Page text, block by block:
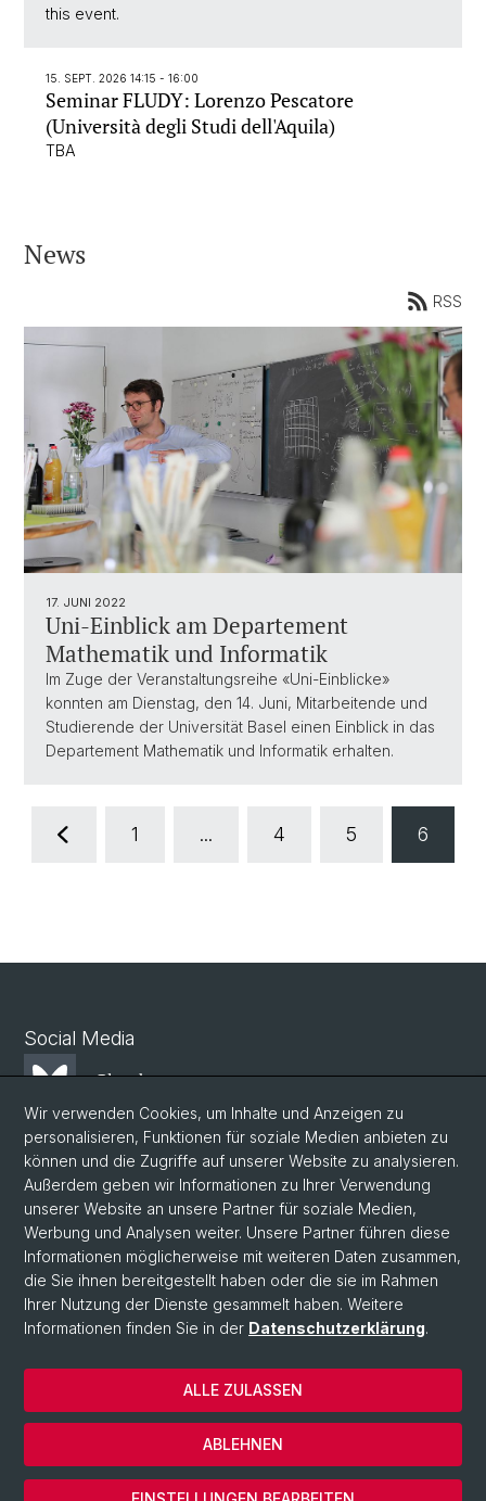
this event.
15. SEPT. 2026 14:15 - 16:00
Seminar FLUDY: Lorenzo Pescatore
(Università degli Studi dell'Aquila)
TBA
News
RSS
17. JUNI 2022
Uni-Einblick am Departement
Mathematik und Informatik
Im Zuge der Veranstaltungsreihe «Uni-Einblicke»
konnten am Dienstag, den 14. Juni, Mitarbeitende und
Studierende der Universität Basel einen Einblick in das
Departement Mathematik und Informatik erhalten.
1 ... 4 5 6
Social Media
Bluesky
Mastodon
LinkedIn
Instagram
© Universität Basel
Datenschutzerklärung
Wir verwenden Cookies, um Inhalte und Anzeigen zu
personalisieren, Funktionen für soziale Medien anbieten zu
können und die Zugriffe auf unserer Website zu analysieren.
Außerdem geben wir Informationen zu Ihrer Verwendung
unserer Website an unsere Partner für soziale Medien,
Werbung und Analysen weiter. Unsere Partner führen diese
Informationen möglicherweise mit weiteren Daten zusammen,
die Sie ihnen bereitgestellt haben oder die sie im Rahmen
Ihrer Nutzung der Dienste gesammelt haben. Weitere
Informationen finden Sie in der Datenschutzerklärung.
ABLEHNEN
ALLE ZULASSEN